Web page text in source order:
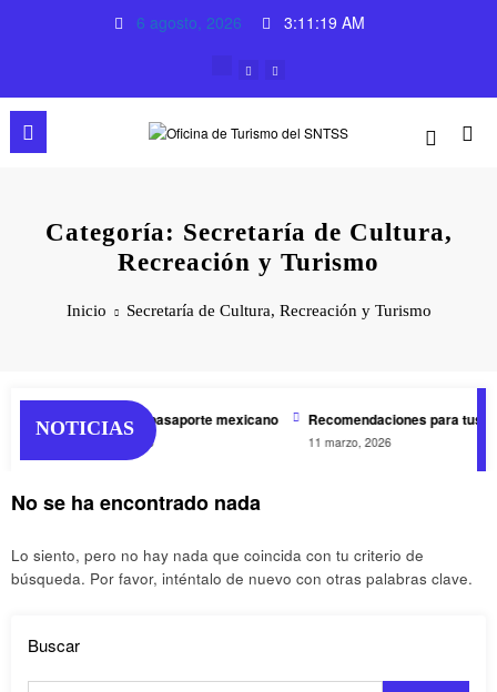
6 agosto, 2026 3:11:19 AM
Categoría: Secretaría de Cultura,
Recreación y Turismo
Inicio Secretaría de Cultura, Recreación y Turismo
NOTICIAS
2026 El poder del pasaporte mexicano Recomendaciones para tus
11 marzo, 2026
No se ha encontrado nada
Lo siento, pero no hay nada que coincida con tu criterio de
búsqueda. Por favor, inténtalo de nuevo con otras palabras clave.
Buscar